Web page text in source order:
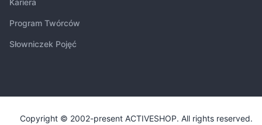
Program Twórców
Słowniczek Pojęć
Copyright © 2002-present ACTIVESHOP. All rights reserved.